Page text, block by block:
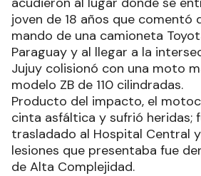
joven de 18 años que comentó
mando de una camioneta
Paraguay y al llegar a la
Jujuy colisionó con una moto
modelo ZB de 110 cilindradas.
Producto del impacto, el
cinta asfáltica y sufrió heridas;
trasladado al Hospital Central
lesiones que presentaba fue
de Alta Complejidad.